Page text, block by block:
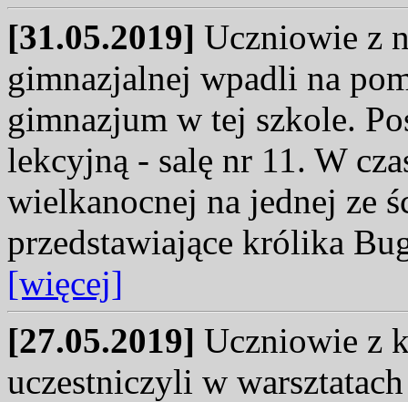
[31.05.2019] Uczniowie z
gimnazjalnej wpadli na
gimnazjum w tej szkole.
lekcyjną - salę nr 11. W
wielkanocnej na jednej ze
przedstawiające królika
[więcej]
[27.05.2019] Uczniowie z
uczestniczyli w